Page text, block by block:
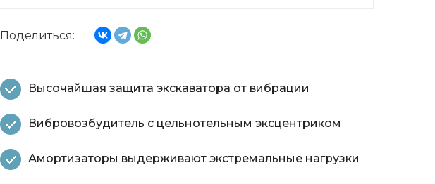
Поделиться:
Высочайшая защита экскаватора от вибрации
Вибровозбудитель с цельнотельным эксцентриком
Амортизаторы выдерживают экстремальные нагрузки